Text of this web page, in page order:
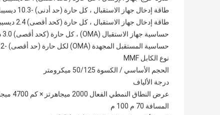
طاقة إدخال جهاز الاستقبال ، كل حارة (حد أدنى) -10.3 ديسيبل ميلي واط
طاقة إدخال جهاز الاستقبال ، كل حارة (كحد أقصى) 2.4 ديسيبل ميلي واط
حساسية جهاز الاستقبال (OMA) ، كل حارة (كحد أقصى) 3.0 ديسيبل ميلي واط
حساسية المستقبل المجهدة (OMA) لكل حارة (حد أقصى) -5.2 ديسيبل ميلي واط
نوع الكابل MMF
الحجم الأساسي / الكسوة 50/125 ميكرومتر
درجة الألياف
عرض النطاق النمطي الفعال 2000 ميجاهرتز × كم 4700 ميجاهرتز × كم
المسافة 70 م 100 م